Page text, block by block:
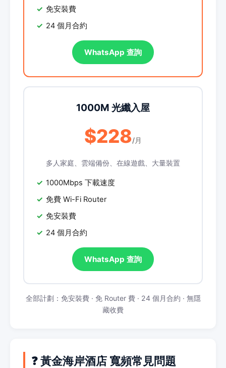
免安裝費
24 個月合約
WhatsApp 查詢
1000M 光纖入屋
$228/月
多人家庭、雲端備份、在線遊戲、大量裝置
1000Mbps 下載速度
免費 Wi-Fi Router
免安裝費
24 個月合約
WhatsApp 查詢
全部計劃：免安裝費 · 免 Router 費 · 24 個月合約 · 無隱
藏收費
❓ 黃金海岸酒店 寬頻常見問題